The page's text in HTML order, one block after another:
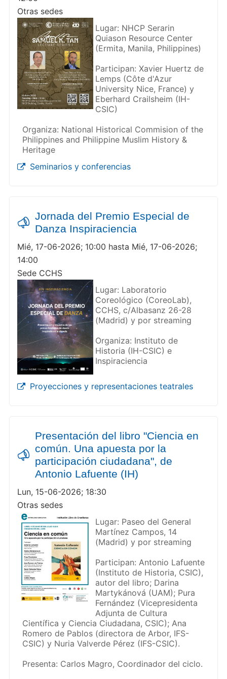
Otras sedes
Lugar: NHCP Serarin
Quiason Resource Center
(Ermita, Manila, Philippines)
Participan: Xavier Huertz de
Lemps (Côte d'Azur
University Nice, France) y
Eberhard Crailsheim (IH-
CSIC)
Organiza: National Historical Commision of the
Philippines and Philippine Muslim History &
Heritage
Seminarios y conferencias
Jornada del Premio Especial de
Danza Inspiraciencia
Mié, 17-06-2026; 10:00 hasta Mié, 17-06-2026;
14:00
Sede CCHS
Lugar: Laboratorio
Coreológico (CoreoLab),
CCHS, c/Albasanz 26-28
(Madrid) y por streaming
Organiza: Instituto de
Historia (IH-CSIC) e
Inspiraciencia
Proyecciones y representaciones teatrales
Presentación del libro "Ciencia en
común. Una apuesta por la
participación ciudadana", de
Antonio Lafuente (IH)
Lun, 15-06-2026; 18:30
Otras sedes
Lugar: Paseo del General
Martínez Campos, 14
(Madrid) y por streaming
Participan: Antonio Lafuente
(Instituto de Historia, CSIC),
autor del libro; Darina
Martykánová (UAM); Pura
Fernández (Vicepresidenta
Adjunta de Cultura
Científica y Ciencia Ciudadana, CSIC); Ana
Romero de Pablos (directora de Arbor, IFS-
CSIC) y Nuria Valverde Pérez (IFS-CSIC).
Presenta: Carlos Magro, Coordinador del ciclo.